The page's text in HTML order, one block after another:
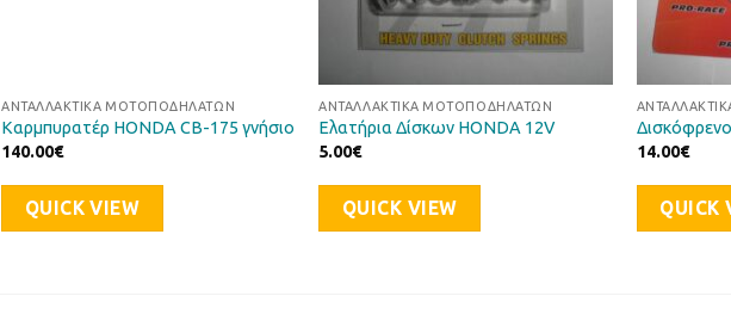
ΑΝΤΑΛΛΑΚΤΙΚΆ ΜΟΤΟΠΟΔΗΛΆΤΩΝ
Καρμπυρατέρ HONDA CB-175 γνήσιο
140.00€
QUICK VIEW
ΑΝΤΑΛΛΑΚΤΙΚΆ ΜΟΤΟΠΟΔΗΛΆΤΩΝ
Ελατήρια Δίσκων HONDA 12V
5.00€
QUICK VIEW
14.00€
QUICK